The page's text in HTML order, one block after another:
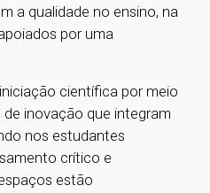
a qualidade no ensino, na
por uma
científica por meio
inovação que integram
nos estudantes
crítico e
estão